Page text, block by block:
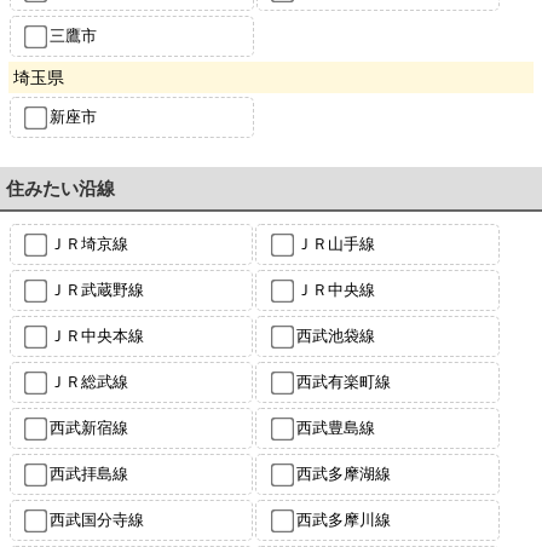
三鷹市
埼玉県
新座市
住みたい沿線
ＪＲ埼京線 ＪＲ山手線
ＪＲ武蔵野線 ＪＲ中央線
ＪＲ中央本線 西武池袋線
ＪＲ総武線 西武有楽町線
西武新宿線 西武豊島線
西武拝島線 西武多摩湖線
西武国分寺線 西武多摩川線